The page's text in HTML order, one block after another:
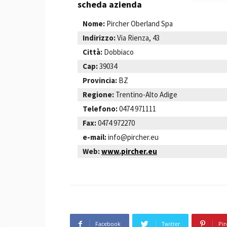
scheda azienda
Nome: Pircher Oberland Spa
Indirizzo:Via Rienza, 43
Città: Dobbiaco
Cap:39034
Provincia: BZ
Regione: Trentino-Alto Adige
Telefono:0474 971111
Fax:0474 972270
e-mail:info@pircher.eu
Web:www.pircher.eu
Facebook Twitter